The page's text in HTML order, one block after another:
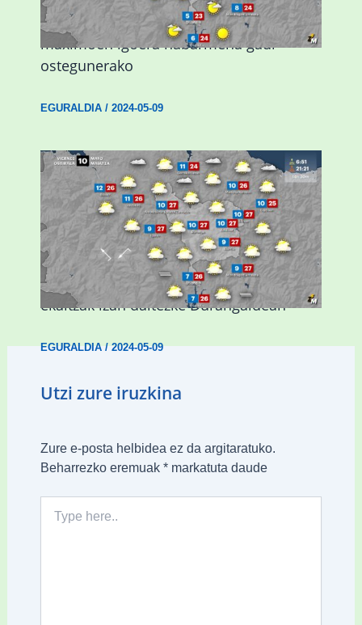
Giro eguzkitsua eta tenperatura
maximoen igoera nabarmena gaur
ostegunerako
EGURALDIA/ 2024-05-09
Asteburuan 25 gradu baino gehiago eta
ekaitzak izan daitezke Durangaldean
EGURALDIA/2024-05-09
Utzi zure iruzkina
Zure e-posta helbidea ez da argitaratuko.
Beharrezko eremuak *markatuta daude
here..